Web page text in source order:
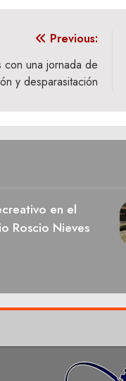
Previous:
con una jornada de
y desparasitación
en el
Roscio Nieves